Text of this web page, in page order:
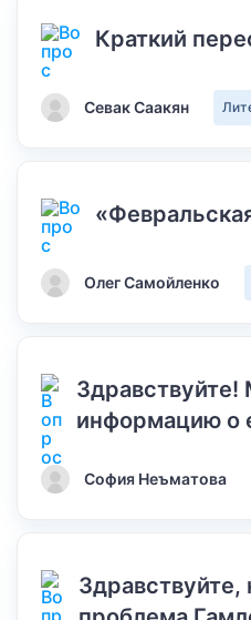
Краткий
Севак Саакян
Олег Самойленко
информацию о
София Неъматова